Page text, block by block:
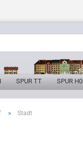
SPUR TT SPUR H0
» Stadt